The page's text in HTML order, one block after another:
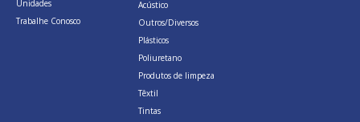
Unidades
Trabalhe Conosco
Acústico
Outros/Diversos
Plásticos
Poliuretano
Produtos de limpeza
Têxtil
Tintas